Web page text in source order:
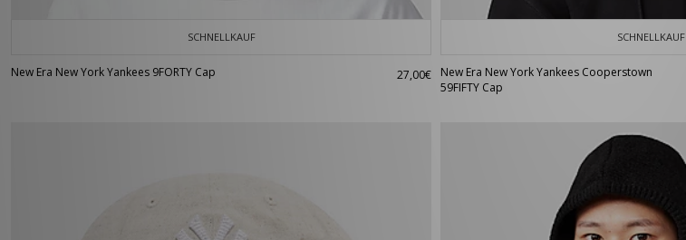
SCHNELLKAUF
New Era New York Yankees 9FORTY Cap 27,00€
SCHNELLKAUF
New Era New York Yankees Cooperstown
59FIFTY Cap